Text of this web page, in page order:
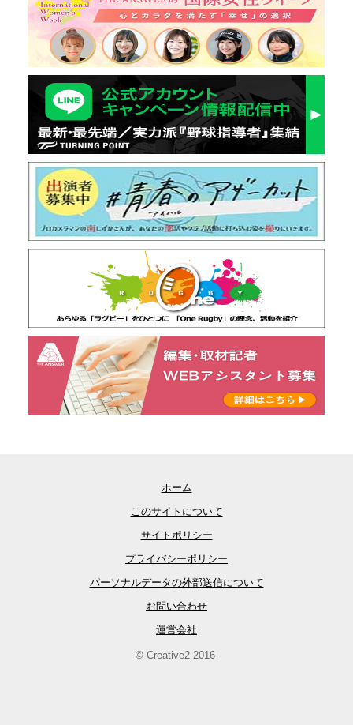
ホーム
このサイトについて
サイトポリシー
プライバシーポリシー
パーソナルデータの外部送信について
お問い合わせ
運営会社
© Creative2 2016-